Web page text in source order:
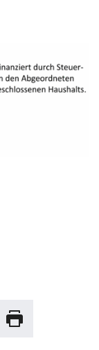
ein Link zur
Drucken